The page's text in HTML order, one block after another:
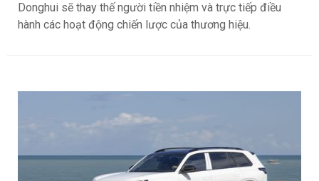
Donghui sẽ thay thế người tiền nhiệm và trực tiếp điều
hành các hoạt động chiến lược của thương hiệu.